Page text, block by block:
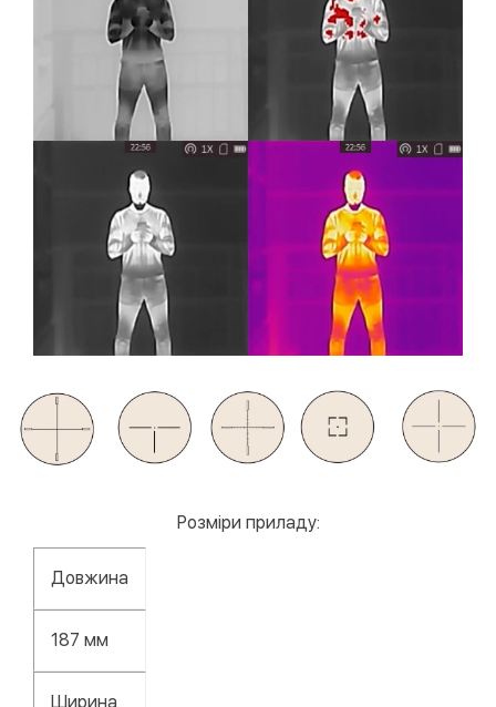
Розміри приладу:
Довжина
187 мм
Ширина